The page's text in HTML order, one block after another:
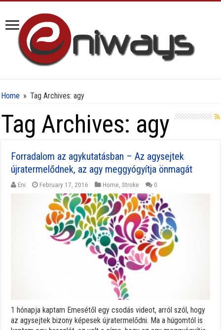
Home » Tag Archives: agy
Tag Archives: agy
Forradalom az agykutatásban – Az agysejtek
újratermelődnek, az agy meggyógyítja önmagát
Eni February 17, 2016 Home ,Stroke 0
1 hónapja kaptam Emesétől egy csodás videot, arról szól, hogy
az agysejtek bizony képesek újratermelődni. Ma a húgomtól is